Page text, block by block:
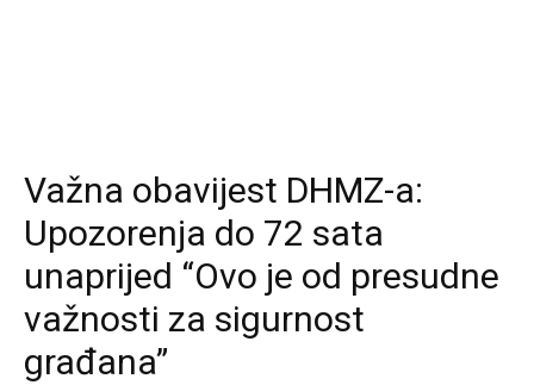
Važna obavijest DHMZ-a:
Upozorenja do 72 sata
unaprijed “Ovo je od presudne
važnosti za sigurnost
građana”